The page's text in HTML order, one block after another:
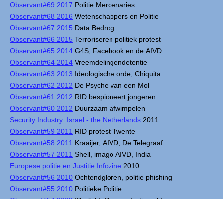
Observant#69 2017 Politie Mercenaries
Observant#68 2016 Wetenschappers en Politie
Observant#67 2015 Data Bedrog
Observant#66 2015 Terroriseren politiek protest
Observant#65 2014 G4S, Facebook en de AIVD
Observant#64 2014 Vreemdelingendetentie
Observant#63 2013 Ideologische orde, Chiquita
Observant#62 2012 De Psyche van een Mol
Observant#61 2012 RID bespioneert jongeren
Observant#60 2012 Duurzaam afwimpelen
Security Industry: Israel - the Netherlands 2011
Observant#59 2011 RID protest Twente
Observant#58 2011 Kraaijer, AIVD, De Telegraaf
Observant#57 2011 Shell, imago AIVD, India
Europese politie en Justitie Infozine 2010
Observant#56 2010 Ochtendgloren, politie phishing
Observant#55 2010 Politieke Politie